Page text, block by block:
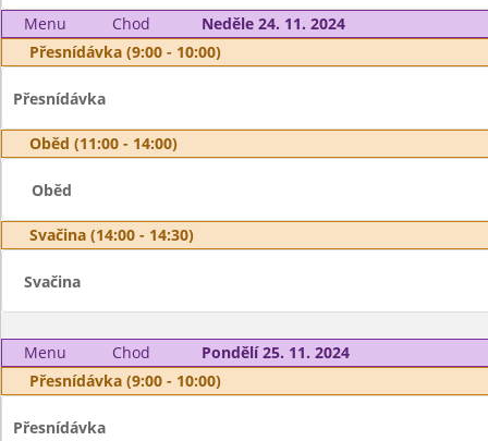
Menu Chod
Neděle 24. 11. 2024
Přesnídávka (9:00 - 10:00)
Přesnídávka
Oběd (11:00 - 14:00)
Oběd
Svačina (14:00 - 14:30)
Svačina
Menu Chod
Pondělí 25. 11. 2024
Přesnídávka (9:00 - 10:00)
Přesnídávka